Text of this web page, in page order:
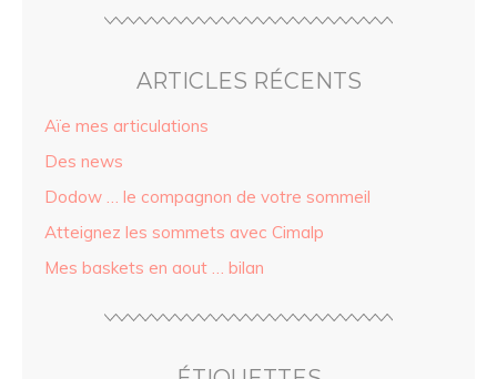
ARTICLES RÉCENTS
Aïe mes articulations
Des news
Dodow … le compagnon de votre sommeil
Atteignez les sommets avec Cimalp
Mes baskets en aout … bilan